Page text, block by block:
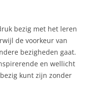
bezig met het leren
de voorkeur van
bezigheden gaat.
en wellicht
kunt zijn zonder